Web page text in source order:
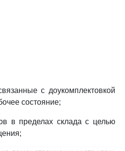
с доукомплектовкой
состояние;
в пределах склада с целью